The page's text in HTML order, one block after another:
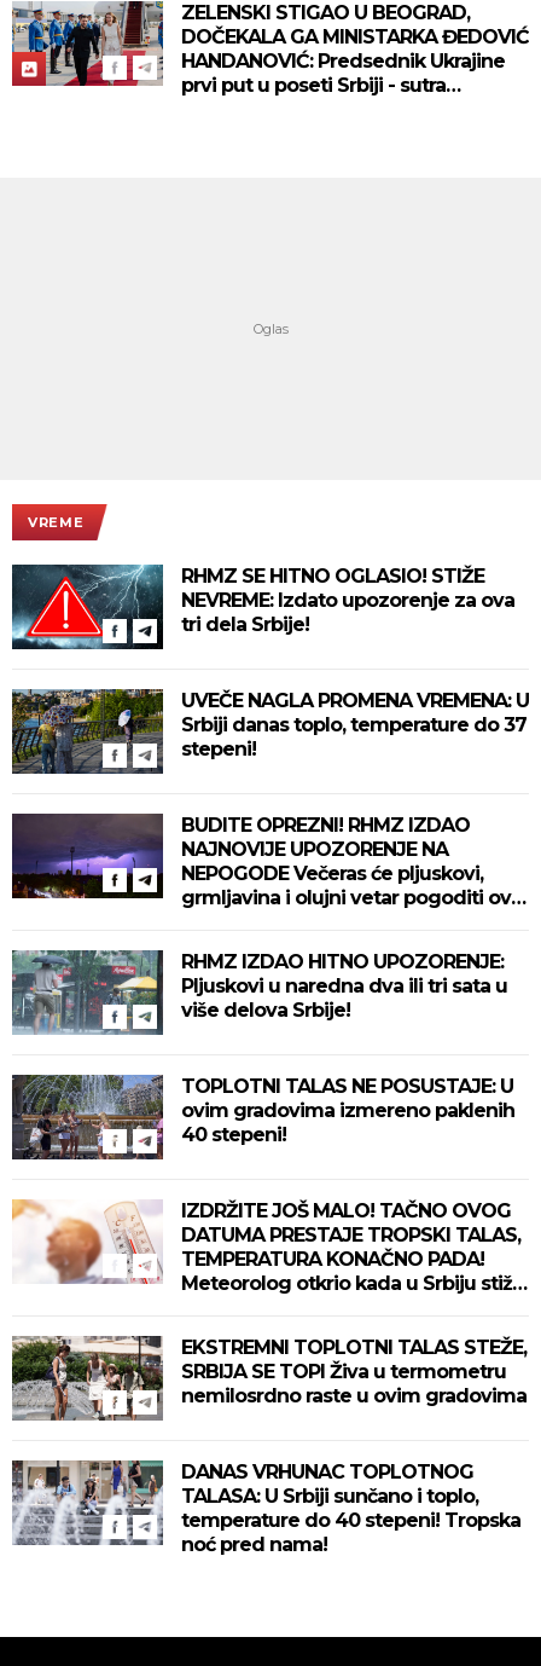
ZELENSKI STIGAO U BEOGRAD,
DOČEKALA GA MINISTARKA ĐEDOVIĆ
HANDANOVIĆ: Predsednik Ukrajine
prvi put u poseti Srbiji - sutra
VREME
RHMZ SE HITNO OGLASIO! STIŽE
NEVREME: Izdato upozorenje za ova
tri dela Srbije!
UVEČE NAGLA PROMENA VREMENA: U
Srbiji danas toplo, temperature do 37
stepeni!
BUDITE OPREZNI! RHMZ IZDAO
NAJNOVIJE UPOZORENJE NA
NEPOGODE Večeras će pljuskovi,
grmljavina i olujni vetar pogoditi ove
RHMZ IZDAO HITNO UPOZORENJE:
Pljuskovi u naredna dva ili tri sata u
više delova Srbije!
TOPLOTNI TALAS NE POSUSTAJE: U
ovim gradovima izmereno paklenih
40 stepeni!
IZDRŽITE JOŠ MALO! TAČNO OVOG
DATUMA PRESTAJE TROPSKI TALAS,
TEMPERATURA KONAČNO PADA!
Meteorolog otkrio kada u Srbiju stiže
EKSTREMNI TOPLOTNI TALAS STEŽE,
SRBIJA SE TOPI Živa u termometru
nemilosrdno raste u ovim gradovima
DANAS VRHUNAC TOPLOTNOG
TALASA: U Srbiji sunčano i toplo,
temperature do 40 stepeni! Tropska
noć pred nama!